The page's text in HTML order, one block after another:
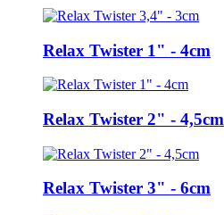
Relax Twister 1" - 4cm
Relax Twister 2" - 4,5cm
Relax Twister 3" - 6cm